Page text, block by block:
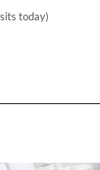
today)